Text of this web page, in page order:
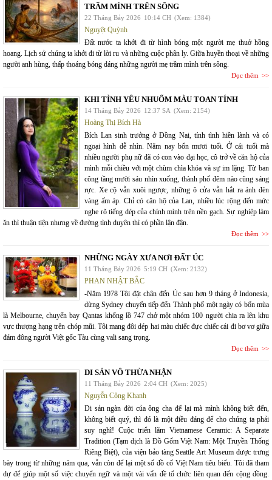
TRẦM MÌNH TRÊN SÔNG
22 Tháng Bảy 2026 10:14 CH (Xem: 1384)
Nguyệt Quỳnh
Đất nước ta khởi đi từ hình bóng một người mẹ thuở hồng
hoang. Lịch sử chúng ta khởi đi từ lời ru và những cuộc phân ly. Giữa huyền thoại về những
người anh hùng, thấp thoáng bóng dáng những người mẹ trầm mình trên sông.
Đọc thêm
KHI TÌNH YÊU NHUỐM MÀU TOAN TÍNH
14 Tháng Bảy 2026 12:37 SA (Xem: 2154)
Hoàng Thị Bích Hà
Bích Lan sinh trưởng ở Đồng Nai, tính tình hiền lành và có
ngoại hình dễ nhìn. Năm nay bốn mươi tuổi. Ở cái tuổi mà
nhiều người phụ nữ đã có con vào đại học, cô trở về căn hộ của
mình mỗi chiều với một chùm chìa khóa và sự im lặng. Từ ban
công tầng mười sáu nhìn xuống, thành phố đêm nào cũng sáng
rực. Xe cộ vẫn xuôi ngược, những ô cửa vẫn hắt ra ánh đèn
vàng ấm áp. Chỉ có căn hộ của Lan, nhiều lúc rộng đến mức
nghe rõ tiếng dép của chính mình trên nền gạch. Sự nghiệp làm
ăn thì thuận tiện nhưng về đường tình duyên thì có phần lận đận.
Đọc thêm
NHỮNG NGÀY XƯA NƠI ĐẤT ÚC
11 Tháng Bảy 2026 5:19 CH (Xem: 2132)
PHAN NHẬT BẮC
-Năm 1978 Tôi đặt chân đến Úc sau hơn 9 tháng ở Indonesia,
dừng Sydney chuyển tiếp đến Thành phố một ngày có bốn mùa
là Melbourne, chuyến bay Qantas khổng lồ 747 chở một nhóm 100 người chia ra lên khu
vực thượng hạng trên chóp mũi. Tôi mang đôi dép hai màu chiếc đực chiếc cái đi bơ vơ giữa
đám đông người Việt gốc Tàu cùng vali sang trọng.
Đọc thêm
DI SẢN VÔ THỪA NHẬN
11 Tháng Bảy 2026 2:04 CH (Xem: 2025)
Nguyễn Công Khanh
Di sản ngàn đời của ông cha để lại mà mình không biết đến,
không biết quý, thì đó là một điều đáng để cho chúng ta phải
suy nghĩ! Cuộc triển lãm Vietnamese Ceramic: A Separate
Tradition (Tạm dịch là Đồ Gốm Việt Nam: Một Truyền Thống
Riêng Biệt), của viện bảo tàng Seattle Art Museum được trưng
bày trong từ những năm qua, vẫn còn để lại một số đồ cổ Việt Nam tiêu biểu. Tôi đã tham
dự để giúp một số việc chuyển ngữ và một vài vấn đề tổ chức liên quan đến cộng đồng.